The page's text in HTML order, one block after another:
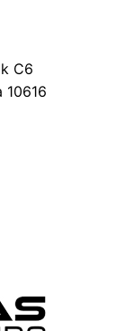
C6
10616